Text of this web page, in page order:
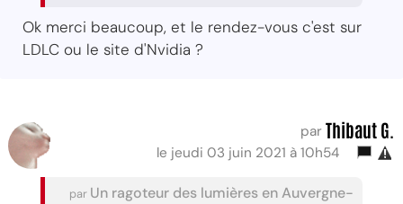
Ok merci beaucoup, et le rendez-vous c'est sur
LDLC ou le site d'Nvidia ?
par Thibaut G.
le jeudi 03 juin 2021 à 10h54
par Un ragoteur des lumières en Auvergne-